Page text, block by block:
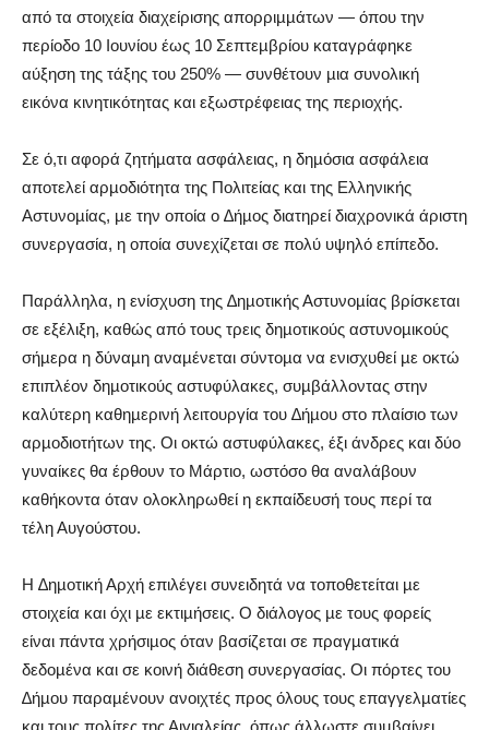
από τα στοιχεία διαχείρισης απορριµµάτων — όπου την
περίοδο 10 Ιουνίου έως 10 Σεπτεµβρίου καταγράφηκε
αύξηση της τάξης του 250% — συνθέτουν µια συνολική
εικόνα κινητικότητας και εξωστρέφειας της περιοχής.
Σε ό,τι αφορά ζητήµατα ασφάλειας, η δηµόσια ασφάλεια
αποτελεί αρµοδιότητα της Πολιτείας και της Ελληνικής
Αστυνοµίας, µε την οποία ο ∆ήµος διατηρεί διαχρονικά άριστη
συνεργασία, η οποία συνεχίζεται σε πολύ υψηλό επίπεδο.
Παράλληλα, η ενίσχυση της ∆ηµοτικής Αστυνοµίας βρίσκεται
σε εξέλιξη, καθώς από τους τρεις δηµοτικούς αστυνοµικούς
σήµερα η δύναµη αναµένεται σύντοµα να ενισχυθεί µε οκτώ
επιπλέον δηµοτικούς αστυφύλακες, συµβάλλοντας στην
καλύτερη καθηµερινή λειτουργία του ∆ήµου στο πλαίσιο των
αρµοδιοτήτων της. Οι οκτώ αστυφύλακες, έξι άνδρες και δύο
γυναίκες θα έρθουν το Μάρτιο, ωστόσο θα αναλάβουν
καθήκοντα όταν ολοκληρωθεί η εκπαίδευσή τους περί τα
τέλη Αυγούστου.
Η ∆ηµοτική Αρχή επιλέγει συνειδητά να τοποθετείται µε
στοιχεία και όχι µε εκτιµήσεις. Ο διάλογος µε τους φορείς
είναι πάντα χρήσιµος όταν βασίζεται σε πραγµατικά
δεδοµένα και σε κοινή διάθεση συνεργασίας. Οι πόρτες του
∆ήµου παραµένουν ανοιχτές προς όλους τους επαγγελµατίες